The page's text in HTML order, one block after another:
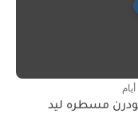
مسطره ليد